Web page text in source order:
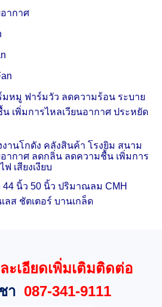
ากาศ
มหมู ฟาร์มวัว ลดความร้อน ระบาย
เพิ่มการไหลเวียนอากาศ ประหยัด
งานโกดัง คลังสินค้า โรงยิม สนาม
ากาศ ลดกลิ่น ลดความชื้น เพิ่มการ
เสียงเงียบ
44 นิ้ว50 นิ้ว ปริมาณลม CMH
ลส ชัตเตอร์ บานเกล็ด
ะเอียดเพิ่มเติมติดต่อ
า 087-341-9111